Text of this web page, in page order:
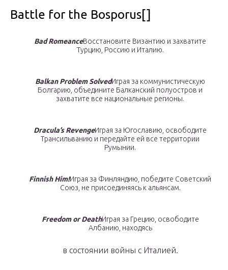
Battle for the Bosporus[]
Bad RomeanceВосстановите Византию и захватите
Турцию, Россию и Италию.
Balkan Problem SolvedИграя за коммунистическую
Болгарию, объедините Балканский полуостров и
захватите все национальные регионы.
Dracula’s RevengeИграя за Югославию, освободите
Трансильванию и передайте ей все территории
Румынии.
Finnish Him!Играя за Финляндию, победите Советский
Союз, не присоединяясь к альянсам.
Freedom or DeathИграя за Грецию, освободите
Албанию, находясь
в состоянии войны с Италией.